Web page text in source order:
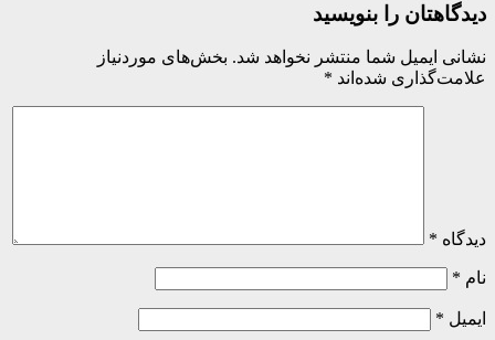
را بنویسید
ایمیل شما منتشر نخواهد شد. بخش‌های موردنیاز
شده‌اند*
*
*